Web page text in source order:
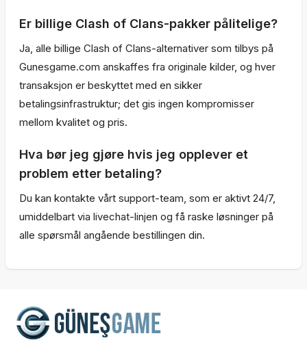
Er billige Clash of Clans-pakker pålitelige?
Ja, alle billige Clash of Clans-alternativer som tilbys på
Gunesgame.com anskaffes fra originale kilder, og hver
transaksjon er beskyttet med en sikker
betalingsinfrastruktur; det gis ingen kompromisser
mellom kvalitet og pris.
Hva bør jeg gjøre hvis jeg opplever et
problem etter betaling?
Du kan kontakte vårt support-team, som er aktivt 24/7,
umiddelbart via livechat-linjen og få raske løsninger på
alle spørsmål angående bestillingen din.